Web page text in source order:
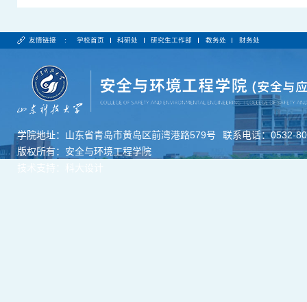
友情链接 : 学校首页 科研处 研究生工作部 教务处 财务处
学院地址：山东省青岛市黄岛区前湾港路579号
联系电话：0532-
版权所有：安全与环境工程学院